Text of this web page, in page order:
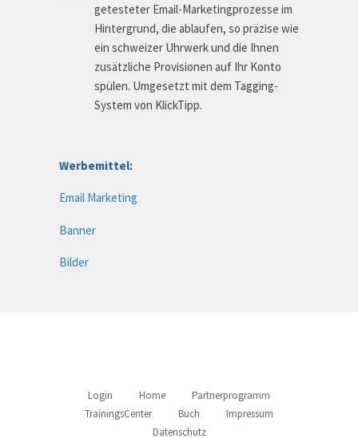
getesteter Email-Marketingprozesse im
Hintergrund, die ablaufen, so präzise wie
ein schweizer Uhrwerk und die Ihnen
zusätzliche Provisionen auf Ihr Konto
spülen. Umgesetzt mit dem Tagging-
System von KlickTipp.
Werbemittel:
Email Marketing
Banner
Bilder
Login Home
Partnerprogramm
TrainingsCenter
Buch
Impressum
Datenschutz